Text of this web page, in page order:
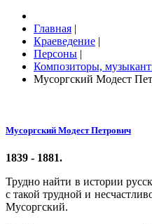
Главная |
Краеведение |
Персоны |
Композиторы,
Мусоргский Модест
Мусоргский Модест Петрович
1839 - 1881.
Трудно найти в истории
с такой трудной и
Мусоргский.